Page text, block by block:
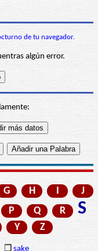
de tu navegador.
algún error.
G H I
J
P Q R S
Y Z
❒ sake